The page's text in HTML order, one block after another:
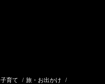
子育て / 旅・お出かけ /